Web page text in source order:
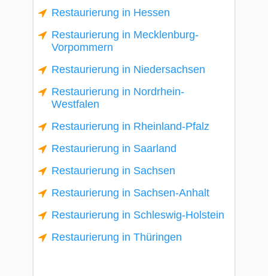
Restaurierung in Hessen
Restaurierung in Mecklenburg-
Vorpommern
Restaurierung in Niedersachsen
Restaurierung in Nordrhein-
Westfalen
Restaurierung in Rheinland-Pfalz
Restaurierung in Saarland
Restaurierung in Sachsen
Restaurierung in Sachsen-Anhalt
Restaurierung in Schleswig-Holstein
Restaurierung in Thüringen